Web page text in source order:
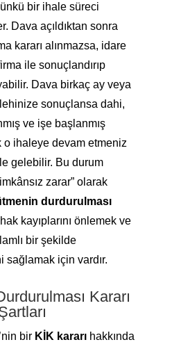
bir ihale süreci
Dava açıldıktan sonra
kararı alınmazsa, idare
ile sonuçlandırıp
Dava birkaç ay veya
sonuçlansa dahi,
ve işe başlanmış
o ihaleye devam etmeniz
gelebilir. Bu durum
zarar” olarak
durdurulması
kayıplarını önlemek ve
bir şekilde
sağlamak için vardır.
Kararı
bir KİK kararıhakkında